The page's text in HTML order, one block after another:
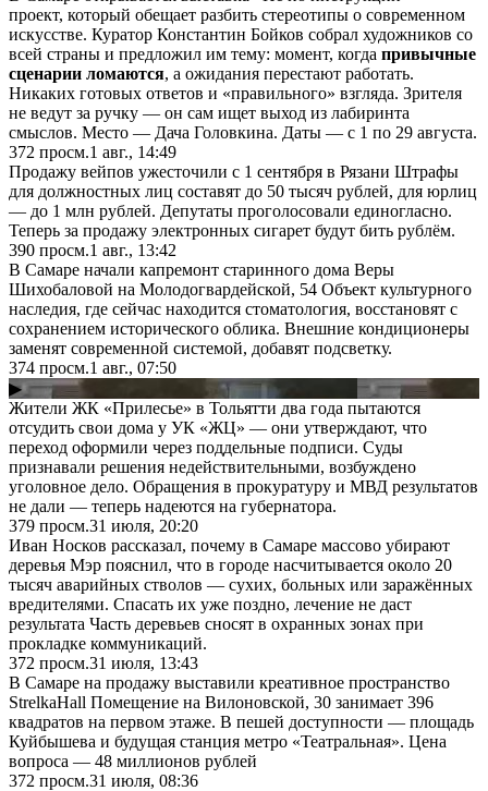
проект, который обещает разбить стереотипы о современном
искусстве. Куратор Константин Бойков собрал художников со
всей страны и предложил им тему: момент, когда привычные
сценарии ломаются, а ожидания перестают работать.
Никаких готовых ответов и «правильного» взгляда. Зрителя
не ведут за ручку — он сам ищет выход из лабиринта
смыслов. Место — Дача Головкина. Даты — с 1 по 29 августа.
372 просм.1 авг., 14:49
Продажу вейпов ужесточили с 1 сентября в Рязани Штрафы
для должностных лиц составят до 50 тысяч рублей, для юрлиц
— до 1 млн рублей. Депутаты проголосовали единогласно.
Теперь за продажу электронных сигарет будут бить рублём.
390 просм.1 авг., 13:42
В Самаре начали капремонт старинного дома Веры
Шихобаловой на Молодогвардейской, 54 Объект культурного
наследия, где сейчас находится стоматология, восстановят с
сохранением исторического облика. Внешние кондиционеры
заменят современной системой, добавят подсветку.
374 просм.1 авг., 07:50
▶
Жители ЖК «Прилесье» в Тольятти два года пытаются
отсудить свои дома у УК «ЖЦ» — они утверждают, что
переход оформили через поддельные подписи. Суды
признавали решения недействительными, возбуждено
уголовное дело. Обращения в прокуратуру и МВД результатов
не дали — теперь надеются на губернатора.
379 просм.31 июля, 20:20
Иван Носков рассказал, почему в Самаре массово убирают
деревья Мэр пояснил, что в городе насчитывается около 20
тысяч аварийных стволов — сухих, больных или заражённых
вредителями. Спасать их уже поздно, лечение не даст
результата Часть деревьев сносят в охранных зонах при
прокладке коммуникаций.
372 просм.31 июля, 13:43
В Самаре на продажу выставили креативное пространство
StrelkaHall Помещение на Вилоновской, 30 занимает 396
квадратов на первом этаже. В пешей доступности — площадь
Куйбышева и будущая станция метро «Театральная». Цена
вопроса — 48 миллионов рублей
372 просм.31 июля, 08:36